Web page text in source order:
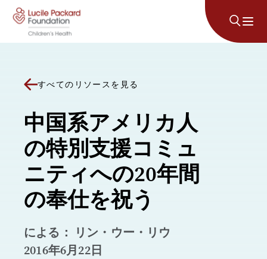
コンテンツにスキップ
すべてのリソースを見る
中国系アメリカ人
の特別支援コミュ
ニティへの20年間
の奉仕を祝う
による： リン・ウー・リウ
2016年6月22日